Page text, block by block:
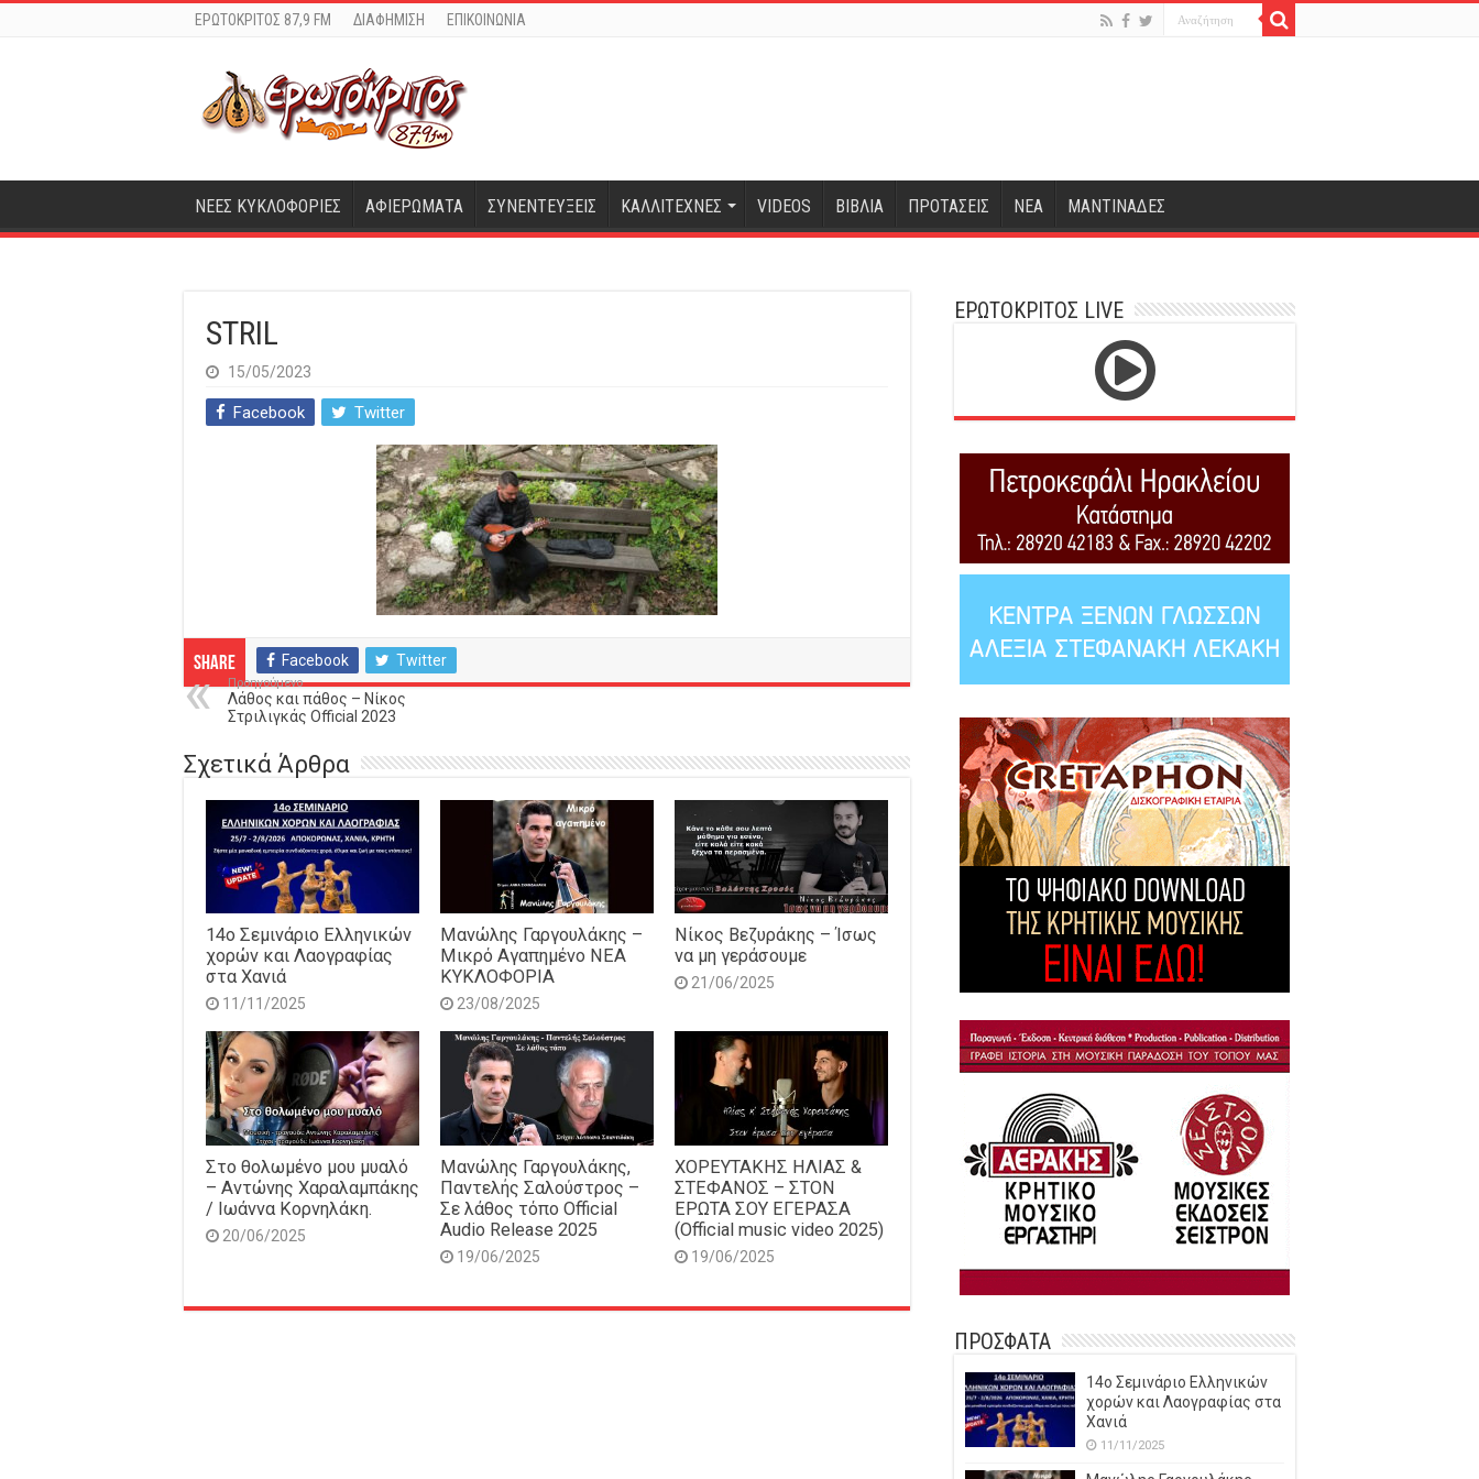
ΕΡΩΤΟΚΡΙΤΟΣ 87,9 FM ΔΙΑΦΗΜΙΣΗ ΕΠΙΚΟΙΝΩΝΙΑ
ΝΕΕΣ ΚΥΚΛΟΦΟΡΙΕΣ ΑΦΙΕΡΩΜΑΤΑ ΣΥΝΕΝΤΕΥΞΕΙΣ ΚΑΛΛΙΤΕΧΝΕΣ VIDEOS ΒΙΒΛΙΑ ΠΡΟΤΑΣΕΙΣ ΝΕΑ ΜΑΝΤΙΝΑΔΕΣ
STRIL
15/05/2023
Facebook Twitter
Share Facebook Twitter
Προηγούμενο
Λάθος και πάθος – Νίκος
Στριλιγκάς Official 2023
Σχετικά Άρθρα
14o Σεμινάριο Ελληνικών
χορών και Λαογραφίας
στα Χανιά
11/11/2025
Μανώλης Γαργουλάκης –
Μικρό Αγαπημένο NEΑ
ΚΥΚΛΟΦΟΡΙΑ
23/08/2025
Νίκος Βεζυράκης – Ίσως
να μη γεράσουμε
21/06/2025
Στο θολωμένο μου μυαλό
– Αντώνης Χαραλαμπάκης
/ Ιωάννα Κορνηλάκη.
20/06/2025
Μανώλης Γαργουλάκης,
Παντελής Σαλούστρος –
Σε λάθος τόπο Official
Audio Release 2025
19/06/2025
ΧΟΡΕΥΤΑΚΗΣ ΗΛΙΑΣ &
ΣΤΕΦΑΝΟΣ – ΣΤΟΝ
ΕΡΩΤΑ ΣΟΥ ΕΓΕΡΑΣΑ
(Official music video 2025)
19/06/2025
ΕΡΩΤΟΚΡΙΤΟΣ LIVE
ΠΡΟΣΦΑΤΑ
14o Σεμινάριο Ελληνικών
χορών και Λαογραφίας στα
Χανιά
11/11/2025